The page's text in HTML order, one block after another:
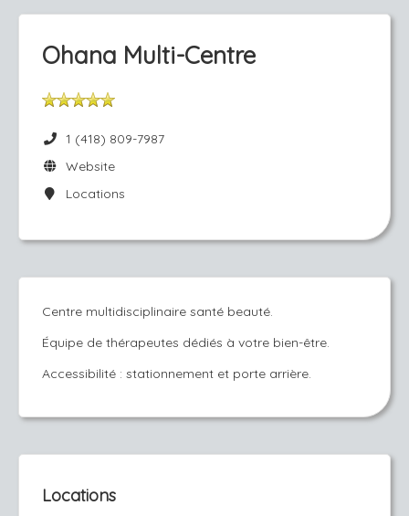
Ohana Multi-Centre
1 (418) 809-7987
Website
Locations
Centre multidisciplinaire santé beauté.
Équipe de thérapeutes dédiés à votre bien-être.
Accessibilité : stationnement et porte arrière.
Locations